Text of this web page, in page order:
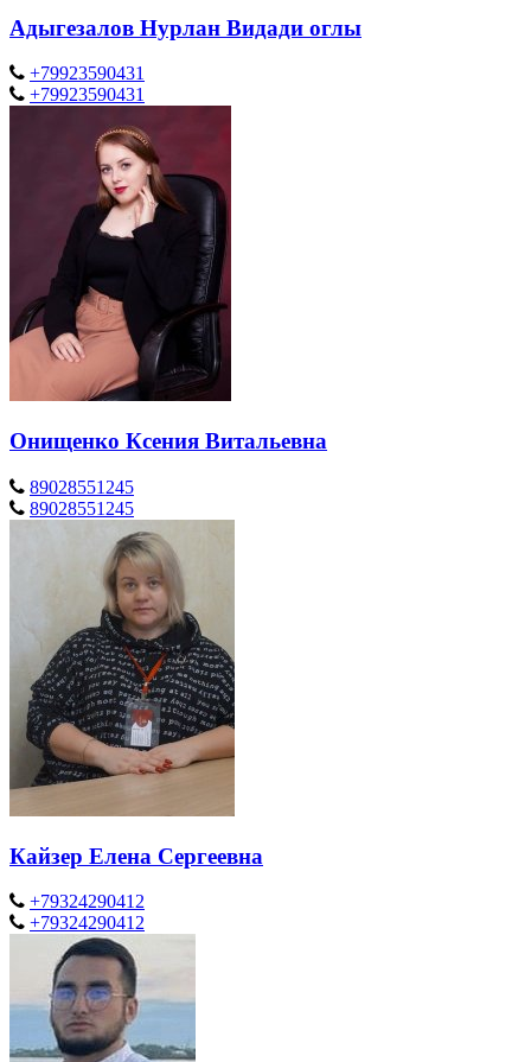
Адыгезалов Нурлан Видади оглы
+79923590431
+79923590431
Онищенко Ксения Витальевна
89028551245
89028551245
Кайзер Елена Сергеевна
+79324290412
+79324290412